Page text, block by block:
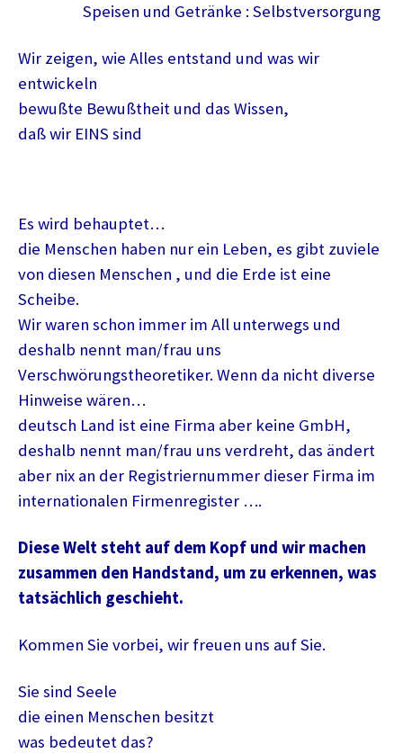
Speisen und Getränke : Selbstversorgung
Wir zeigen, wie Alles entstand und was wir
entwickeln
bewußte Bewußtheit und das Wissen,
daß wir EINS sind
Es wird behauptet…
die Menschen haben nur ein Leben, es gibt zuviele
von diesen Menschen , und die Erde ist eine
Scheibe.
Wir waren schon immer im All unterwegs und
deshalb nennt man/frau uns
Verschwörungstheoretiker. Wenn da nicht diverse
Hinweise wären…
deutsch Land ist eine Firma aber keine GmbH,
deshalb nennt man/frau uns verdreht, das ändert
aber nix an der Registriernummer dieser Firma im
internationalen Firmenregister ….
Diese Welt steht auf dem Kopf und wir machen
zusammen den Handstand, um zu erkennen, was
tatsächlich geschieht.
Kommen Sie vorbei, wir freuen uns auf Sie.
Sie sind Seele
die einen Menschen besitzt
was bedeutet das?